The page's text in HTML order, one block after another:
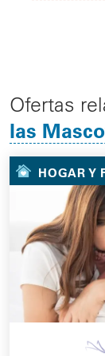
Ofertas
las
HOGAR Y